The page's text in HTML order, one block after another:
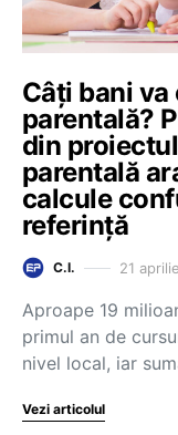
Câți bani
parentală?
din
parentală
calcule
referință
C.I. 21
Aproape 19
primul an de
nivel local, iar
Vezi articolul